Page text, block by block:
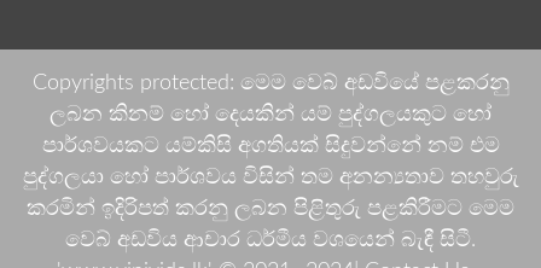
Copyrights protected: මෙම වෙබ් අඩවියේ පළකරනු
ලබන කිනම් හෝ දෙයකින් යම් පුද්ගලයකුට හෝ
පාර්ශවයකට යම්කිසි අගතියක් සිදුවන්නේ නම් එම
පුද්ගලයා හෝ පාර්ශවය විසින් තම අනන්‍යතාව තහවුරු
කරමින් ඉදිරිපත් කරනු ලබන පිළිතුරු පළකිරීමට මෙම
වෙබ් අඩවිය ආචාර ධර්මීය වශයෙන් බැඳී සිටී.